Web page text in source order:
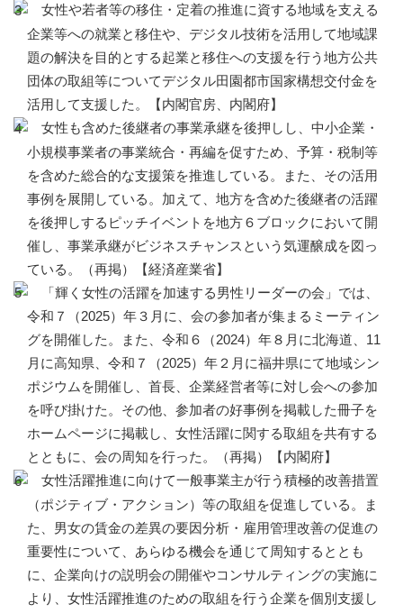
女性や若者等の移住・定着の推進に資する地域を支える
企業等への就業と移住や、デジタル技術を活用して地域課
題の解決を目的とする起業と移住への支援を行う地方公共
団体の取組等についてデジタル田園都市国家構想交付金を
活用して支援した。【内閣官房、内閣府】
女性も含めた後継者の事業承継を後押しし、中小企業・
小規模事業者の事業統合・再編を促すため、予算・税制等
を含めた総合的な支援策を推進している。また、その活用
事例を展開している。加えて、地方を含めた後継者の活躍
を後押しするピッチイベントを地方６ブロックにおいて開
催し、事業承継がビジネスチャンスという気運醸成を図っ
ている。（再掲）【経済産業省】
「輝く女性の活躍を加速する男性リーダーの会」では、
令和７（2025）年３月に、会の参加者が集まるミーティン
グを開催した。また、令和６（2024）年８月に北海道、11
月に高知県、令和７（2025）年２月に福井県にて地域シン
ポジウムを開催し、首長、企業経営者等に対し会への参加
を呼び掛けた。その他、参加者の好事例を掲載した冊子を
ホームページに掲載し、女性活躍に関する取組を共有する
とともに、会の周知を行った。（再掲）【内閣府】
女性活躍推進に向けて一般事業主が行う積極的改善措置
（ポジティブ・アクション）等の取組を促進している。ま
た、男女の賃金の差異の要因分析・雇用管理改善の促進の
重要性について、あらゆる機会を通じて周知するととも
に、企業向けの説明会の開催やコンサルティングの実施に
より、女性活躍推進のための取組を行う企業を個別支援し